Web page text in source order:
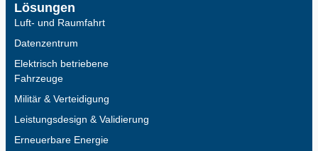
Lösungen
Luft- und Raumfahrt
Datenzentrum
Elektrisch betriebene
Fahrzeuge
Militär & Verteidigung
Leistungsdesign & Validierung
Erneuerbare Energie